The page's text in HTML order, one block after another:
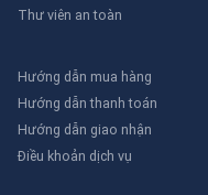
Thư viên an toàn
Hướng dẫn mua hàng
Hướng dẫn thanh toán
Hướng dẫn giao nhận
Điều khoản dịch vụ